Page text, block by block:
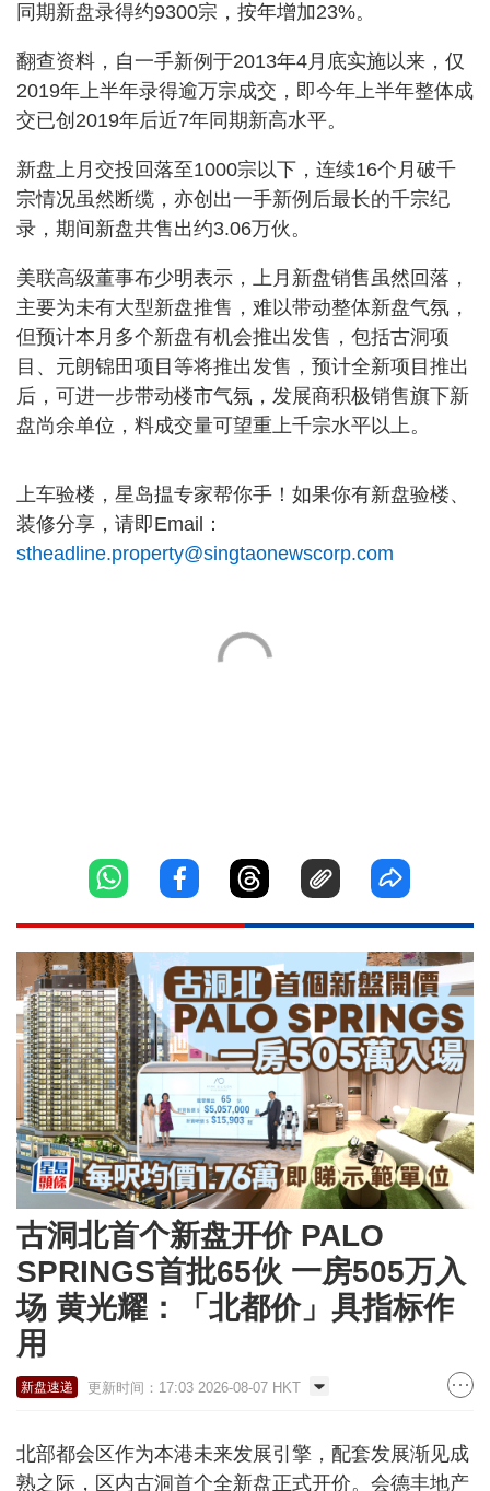
同期新盘录得约9300宗，按年增加23%。
翻查资料，自一手新例于2013年4月底实施以来，仅
2019年上半年录得逾万宗成交，即今年上半年整体成
交已创2019年后近7年同期新高水平。
新盘上月交投回落至1000宗以下，连续16个月破千
宗情况虽然断缆，亦创出一手新例后最长的千宗纪
录，期间新盘共售出约3.06万伙。
美联高级董事布少明表示，上月新盘销售虽然回落，
主要为未有大型新盘推售，难以带动整体新盘气氛，
但预计本月多个新盘有机会推出发售，包括古洞项
目、元朗锦田项目等将推出发售，预计全新项目推出
后，可进一步带动楼市气氛，发展商积极销售旗下新
盘尚余单位，料成交量可望重上千宗水平以上。
上车验楼，星岛揾专家帮你手！如果你有新盘验楼、
装修分享，请即Email：
stheadline.property@singtaonewscorp.com
古洞北首个新盘开价 PALO
SPRINGS首批65伙 一房505万入
场 黄光耀：「北都价」具指标作
用
新盘速递 更新时间：17:03 2026-08-07 HKT
北部都会区作为本港未来发展引擎，配套发展渐见成
熟之际，区内古洞首个全新盘正式开价。会德丰地产